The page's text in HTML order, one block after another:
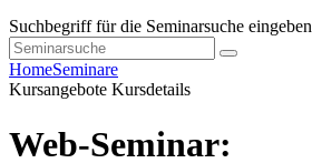
Suchbegriff für die Seminarsuche eingeben
HomeSeminare
Kursangebote Kursdetails
Web-Seminar: